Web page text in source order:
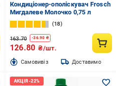
Кондиціонер-ополіскувач Frosch
Мигдалеве Молочко 0,75 л
18
163.70 -36.90 ₴
126.80 ₴/шт.
Cамовивіз Доставимо